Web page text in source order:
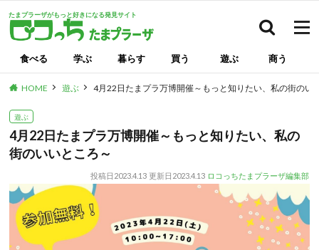
たまプラーザがもっと好きになる発見サイト
食べる 学ぶ 暮らす 買う 遊ぶ 商う
HOME 遊ぶ 4月22日たまプラ万博開催～もっと知りたい、私の街のい
遊ぶ
4月22日たまプラ万博開催～もっと知りたい、私の
街のいいところ～
投稿日 2023.4.13 更新日 2023.4.13 ロコっちたまプラーザ編集部